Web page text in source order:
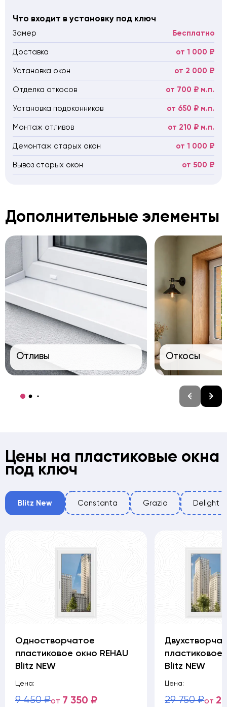
Что входит в установку под ключ
Замер Бесплатно
Доставка от 1 000 ₽
Установка окон от 2 000 ₽
Отделка откосов от 700 ₽ м.п.
Установка подоконников от 650 ₽ м.п.
Монтаж отливов от 210 ₽ м.п.
Демонтаж старых окон от 1 000 ₽
Вывоз старых окон от 500 ₽
Дополнительные элементы
Отливы Откосы
Цены на пластиковые окна
под ключ
Blitz New Constanta Grazio Delight
Одностворчатое
пластиковое окно REHAU
Blitz NEW
Цена:
9 450 ₽от 7 350 ₽
пластиковое
Blitz NEW
Цена:
29 750 ₽от